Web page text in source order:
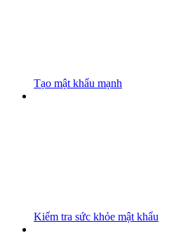
Tạo mật khẩu mạnh
Kiểm tra sức khỏe mật khẩu